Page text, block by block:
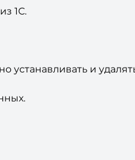
1С.
устанавливать и